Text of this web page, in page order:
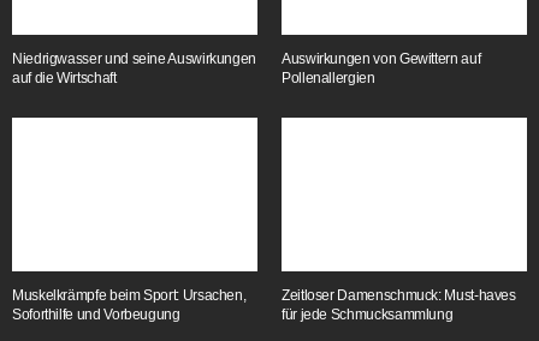
Niedrigwasser und seine Auswirkungen
auf die Wirtschaft
Auswirkungen von Gewittern auf
Pollenallergien
Muskelkrämpfe beim Sport: Ursachen,
Soforthilfe und Vorbeugung
Zeitloser Damenschmuck: Must-haves
für jede Schmucksammlung